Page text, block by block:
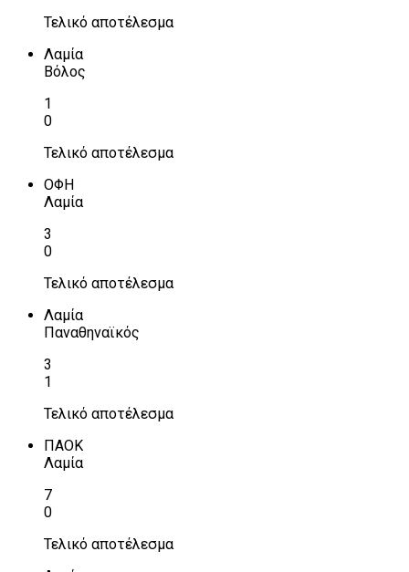
Τελικό αποτέλεσμα
Λαμία
Βόλος
1
0
Τελικό αποτέλεσμα
ΟΦΗ
Λαμία
3
0
Τελικό αποτέλεσμα
Λαμία
Παναθηναϊκός
3
1
Τελικό αποτέλεσμα
ΠΑΟΚ
Λαμία
7
0
Τελικό αποτέλεσμα